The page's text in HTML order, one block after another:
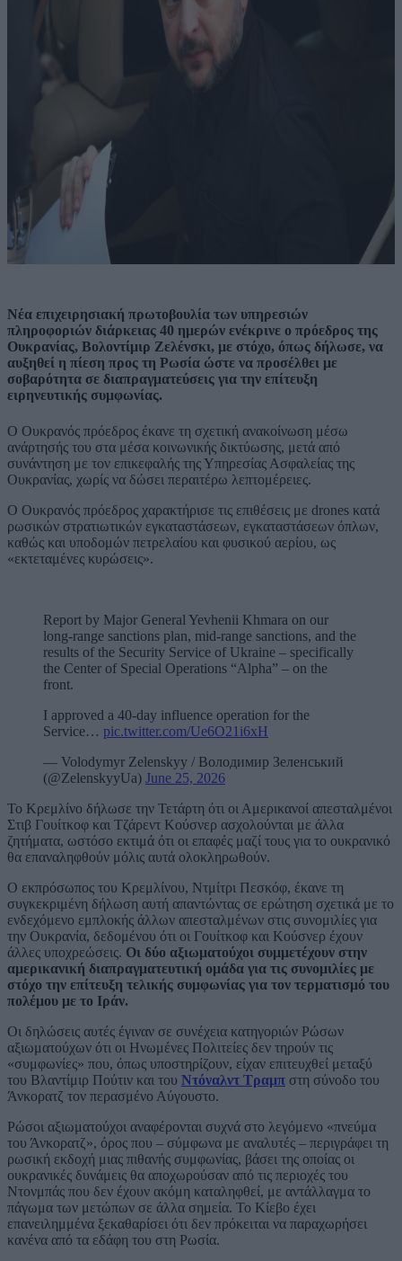
Νέα επιχειρησιακή πρωτοβουλία των υπηρεσιών
πληροφοριών διάρκειας 40 ημερών ενέκρινε ο πρόεδρος της
Ουκρανίας, Βολοντίμιρ Ζελένσκι, με στόχο, όπως δήλωσε, να
αυξηθεί η πίεση προς τη Ρωσία ώστε να προσέλθει με
σοβαρότητα σε διαπραγματεύσεις για την επίτευξη
ειρηνευτικής συμφωνίας.
Ο Ουκρανός πρόεδρος έκανε τη σχετική ανακοίνωση μέσω
ανάρτησής του στα μέσα κοινωνικής δικτύωσης, μετά από
συνάντηση με τον επικεφαλής της Υπηρεσίας Ασφαλείας της
Ουκρανίας, χωρίς να δώσει περαιτέρω λεπτομέρειες.
Ο Ουκρανός πρόεδρος χαρακτήρισε τις επιθέσεις με drones κατά
ρωσικών στρατιωτικών εγκαταστάσεων, εγκαταστάσεων όπλων,
καθώς και υποδομών πετρελαίου και φυσικού αερίου, ως
«εκτεταμένες κυρώσεις».
Report by Major General Yevhenii Khmara on our
long-range sanctions plan, mid-range sanctions, and the
results of the Security Service of Ukraine – specifically
the Center of Special Operations “Alpha” – on the
front.
I approved a 40-day influence operation for the
Service… pic.twitter.com/Ue6O21i6xH
— Volodymyr Zelenskyy / Володимир Зеленський
(@ZelenskyyUa) June 25, 2026
Το Κρεμλίνο δήλωσε την Τετάρτη ότι οι Αμερικανοί απεσταλμένοι
Στιβ Γουίτκοφ και Τζάρεντ Κούσνερ ασχολούνται με άλλα
ζητήματα, ωστόσο εκτιμά ότι οι επαφές μαζί τους για το ουκρανικό
θα επαναληφθούν μόλις αυτά ολοκληρωθούν.
Ο εκπρόσωπος του Κρεμλίνου, Ντμίτρι Πεσκόφ, έκανε τη
συγκεκριμένη δήλωση αυτή απαντώντας σε ερώτηση σχετικά με το
ενδεχόμενο εμπλοκής άλλων απεσταλμένων στις συνομιλίες για
την Ουκρανία, δεδομένου ότι οι Γουίτκοφ και Κούσνερ έχουν
άλλες υποχρεώσεις. Οι δύο αξιωματούχοι συμμετέχουν στην
αμερικανική διαπραγματευτική ομάδα για τις συνομιλίες με
στόχο την επίτευξη τελικής συμφωνίας για τον τερματισμό του
πολέμου με το Ιράν.
Οι δηλώσεις αυτές έγιναν σε συνέχεια κατηγοριών Ρώσων
αξιωματούχων ότι οι Ηνωμένες Πολιτείες δεν τηρούν τις
«συμφωνίες» που, όπως υποστηρίζουν, είχαν επιτευχθεί μεταξύ
του Βλαντίμιρ Πούτιν και του Ντόναλντ Τραμπ στη σύνοδο του
Άνκορατζ τον περασμένο Αύγουστο.
Ρώσοι αξιωματούχοι αναφέρονται συχνά στο λεγόμενο «πνεύμα
του Άνκορατζ», όρος που – σύμφωνα με αναλυτές – περιγράφει τη
ρωσική εκδοχή μιας πιθανής συμφωνίας, βάσει της οποίας οι
ουκρανικές δυνάμεις θα αποχωρούσαν από τις περιοχές του
Ντονμπάς που δεν έχουν ακόμη καταληφθεί, με αντάλλαγμα το
πάγωμα των μετώπων σε άλλα σημεία. Το Κίεβο έχει
επανειλημμένα ξεκαθαρίσει ότι δεν πρόκειται να παραχωρήσει
κανένα από τα εδάφη του στη Ρωσία.